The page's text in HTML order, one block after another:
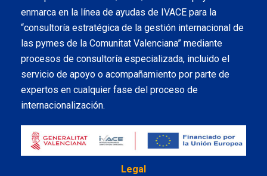
enmarca en la línea de ayudas de IVACE para la
“consultoría estratégica de la gestión internacional de
las pymes de la Comunitat Valenciana” mediante
procesos de consultoría especializada, incluido el
servicio de apoyo o acompañamiento por parte de
expertos en cualquier fase del proceso de
internacionalización.
Legal